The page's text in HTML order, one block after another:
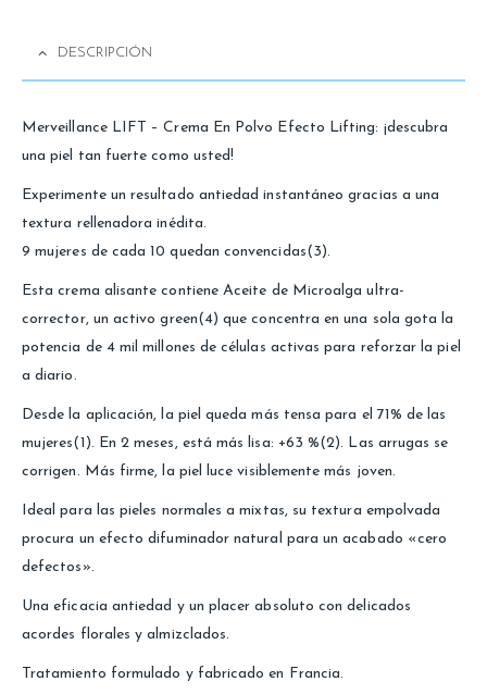
DESCRIPCIÓN
Merveillance LIFT – Crema En Polvo Efecto Lifting: ¡descubra
una piel tan fuerte como usted!
Experimente un resultado antiedad instantáneo gracias a una
textura rellenadora inédita.
9 mujeres de cada 10 quedan convencidas(3).
Esta crema alisante contiene Aceite de Microalga ultra-
corrector, un activo green(4) que concentra en una sola gota la
potencia de 4 mil millones de células activas para reforzar la piel
a diario.
Desde la aplicación, la piel queda más tensa para el 71% de las
mujeres(1). En 2 meses, está más lisa: +63 %(2). Las arrugas se
corrigen. Más firme, la piel luce visiblemente más joven.
Ideal para las pieles normales a mixtas, su textura empolvada
procura un efecto difuminador natural para un acabado «cero
defectos».
Una eficacia antiedad y un placer absoluto con delicados
acordes florales y almizclados.
Tratamiento formulado y fabricado en Francia.